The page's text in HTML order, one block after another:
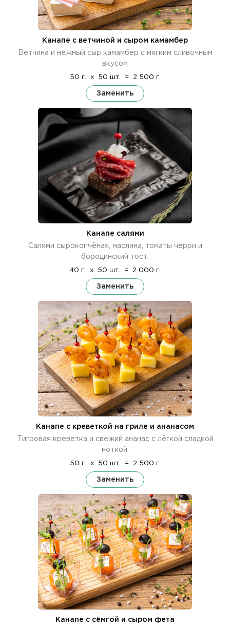
Канапе с ветчиной и сыром камамбер
Ветчина и нежный сыр камамбер с мягким сливочным
вкусом
50 г. x 50 шт. = 2 500 г.
Заменить
Канапе салями
Салями сырокопчёная, маслина, томаты черри и
бородинский тост.
40 г. x 50 шт. = 2 000 г.
Заменить
Канапе с креветкой на гриле и ананасом
Тигровая креветка и свежий ананас с лёгкой сладкой
ноткой.
50 г. x 50 шт. = 2 500 г.
Заменить
Канапе с сёмгой и сыром фета